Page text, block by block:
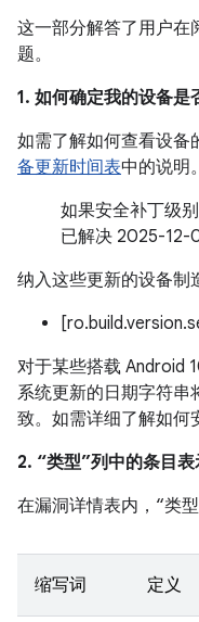
这一部分解答了用户在
题。
1. 如何确定我的设备是
如需了解如何查看设备
备更新时间表中的说明。
如果安全补丁级
已解决 2025-12-
纳入这些更新的设备制
对于某些搭载 Android
系统更新的日期字符串
致。如需详细了解如何
2. “类型”列中的条目表
在漏洞详情表内，“类
缩写词 定义